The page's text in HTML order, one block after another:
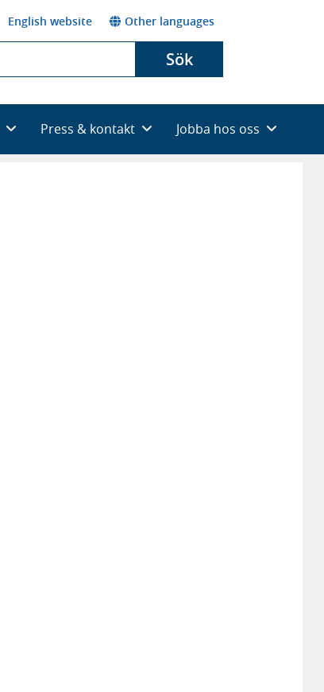
English website Other languages
Sök
Press & kontakt Jobba hos oss